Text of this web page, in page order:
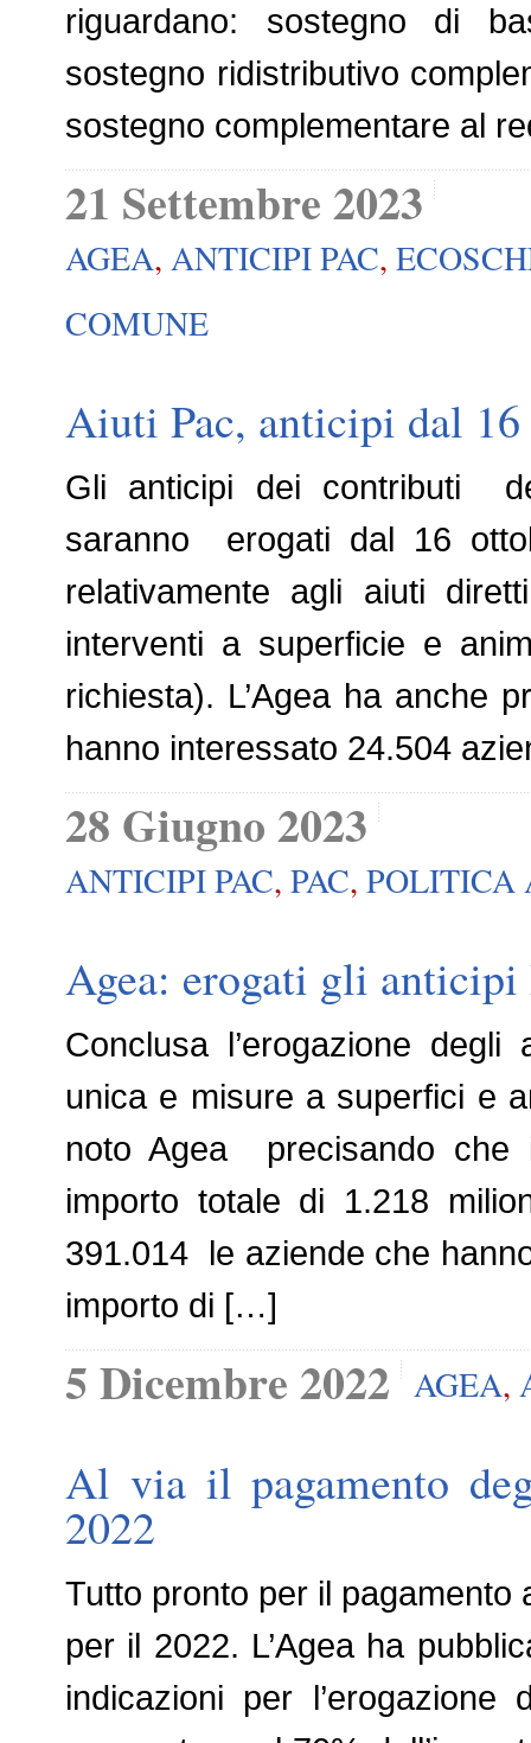
riguardano: sostegno di
sostegno ridistributivo
sostegno complementare al
21 Settembre 2023
AGEA, ANTICIPI PAC,
COMUNE
Aiuti Pac, anticipi dal
Gli anticipi dei contributi
saranno erogati dal 16
relativamente agli aiuti
interventi a superficie e
richiesta). L’Agea ha anche
hanno interessato 24.504
28 Giugno 2023
ANTICIPI PAC, PAC, POLITICA
Agea: erogati gli
Conclusa l’erogazione
unica e misure a superfici e
noto Agea precisando che
importo totale di 1.218
391.014 le aziende che
importo di […]
5 Dicembre 2022 AGEA,
Al via il pagamento
2022
Tutto pronto per il pagamento
per il 2022. L’Agea ha
indicazioni per